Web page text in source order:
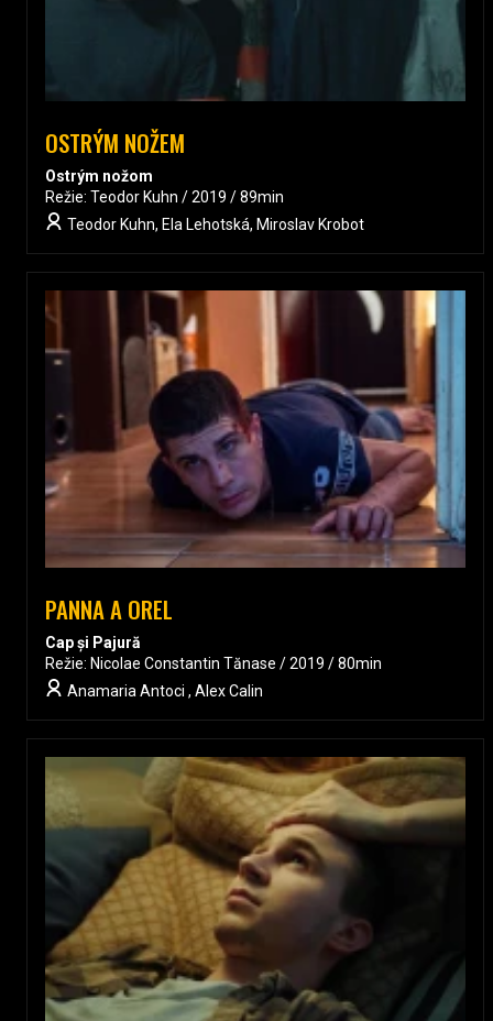
OSTRÝM NOŽEM
Ostrým nožom
Režie: Teodor Kuhn / 2019 / 89min
Teodor Kuhn, Ela Lehotská, Miroslav Krobot
PANNA A OREL
Cap și Pajură
Režie: Nicolae Constantin Tănase / 2019 / 80min
Anamaria Antoci , Alex Calin